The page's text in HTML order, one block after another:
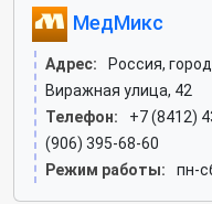
МедМикс
Адрес:
Россия,
Виражная улица, 42
Телефон:
+7 (8412)
(906) 395-68-60
Режим работы:
пн-